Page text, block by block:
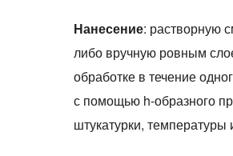
Нанесение: растворную
либо вручную ровным
обработке в течение
с помощью h-образного
штукатурки, температуры